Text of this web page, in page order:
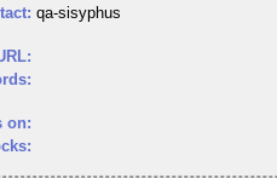
qa-sisyphus
on: